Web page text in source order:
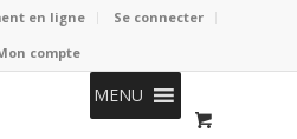
en ligne
Se connecter
compte
MENU